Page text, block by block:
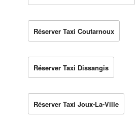
Réserver Taxi Coutarnoux
Réserver Taxi Dissangis
Réserver Taxi Joux-La-Ville